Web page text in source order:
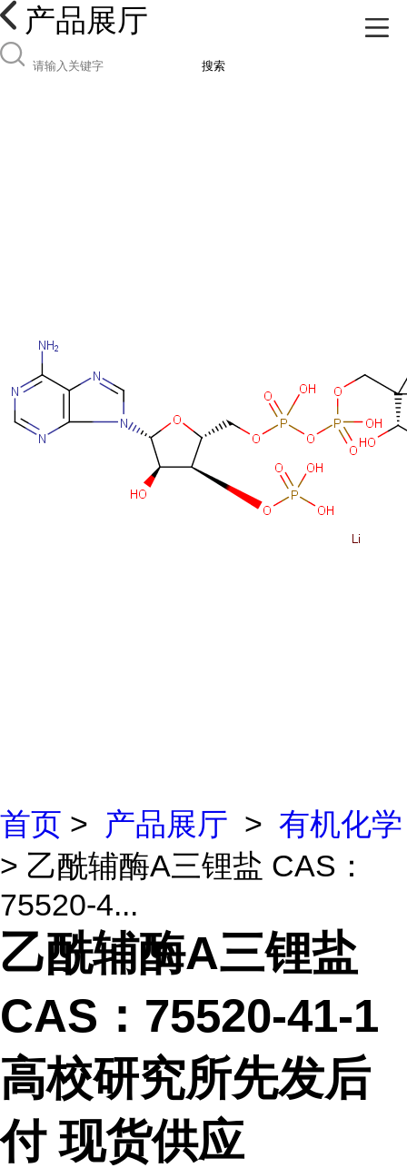
产品展厅
搜索
首页 > 产品展厅 > 有机化学
> 乙酰辅酶A三锂盐 CAS：
75520-4...
乙酰辅酶A三锂盐
CAS：75520-41-1
高校研究所先发后
付 现货供应